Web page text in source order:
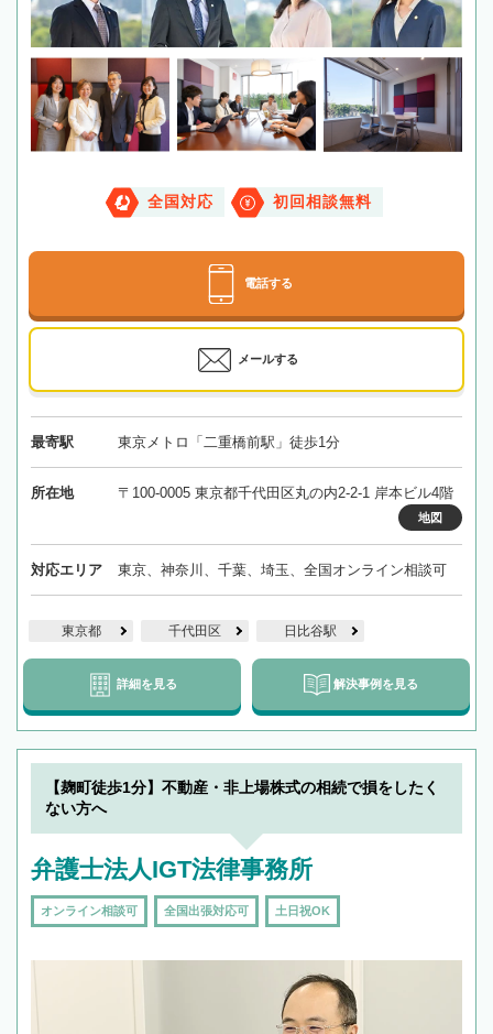
全国対応 初回相談無料
電話する
メールする
最寄駅 東京メトロ「二重橋前駅」徒歩1分
所在地 〒100-0005 東京都千代田区丸の内2-2-1 岸本ビル4階
地図
対応エリア 東京、神奈川、千葉、埼玉、全国オンライン相談可
東京都 千代田区 日比谷駅
詳細を見る 解決事例を見る
【麹町徒歩1分】不動産・非上場株式の相続で損をしたく
ない方へ
弁護士法人IGT法律事務所
オンライン相談可 全国出張対応可 土日祝OK